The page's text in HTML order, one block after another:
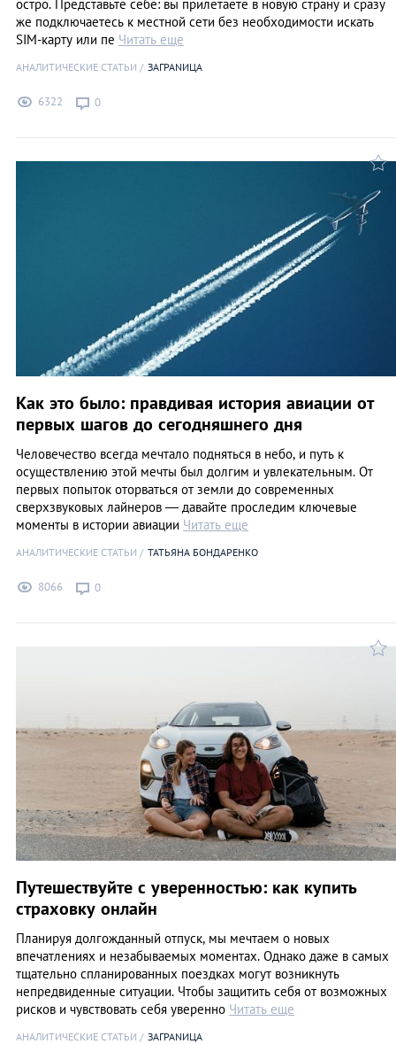
остро. Представьте себе: вы прилетаете в новую страну и сразу
же подключаетесь к местной сети без необходимости искать
SIM-карту или пе Читать еще
АНАЛИТИЧЕСКИЕ СТАТЬИ ЗАГРАNИЦА
6322 0
Как это было: правдивая история авиации от
первых шагов до сегодняшнего дня
Человечество всегда мечтало подняться в небо, и путь к
осуществлению этой мечты был долгим и увлекательным. От
первых попыток оторваться от земли до современных
сверхзвуковых лайнеров — давайте проследим ключевые
моменты в истории авиации Читать еще
АНАЛИТИЧЕСКИЕ СТАТЬИ ТАТЬЯНА БОНДАРЕНКО
8066 0
Путешествуйте с уверенностью: как купить
страховку онлайн
Планируя долгожданный отпуск, мы мечтаем о новых
впечатлениях и незабываемых моментах. Однако даже в самых
тщательно спланированных поездках могут возникнуть
непредвиденные ситуации. Чтобы защитить себя от возможных
рисков и чувствовать себя уверенно Читать еще
АНАЛИТИЧЕСКИЕ СТАТЬИ ЗАГРАNИЦА